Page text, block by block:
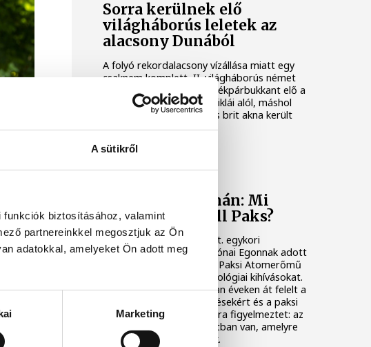
A sütikről
biztosításához, valamint
partnereinkkel megosztjuk az Ön
adatokkal, amelyeket Ön adott meg
Marketing
Sorra kerülnek elő
világháborús leletek az
alacsony Dunából
A folyó rekordalacsony vízállása miatt egy
csaknem komplett, II. világháborús német
DKW NZ 350-1 motorkerékpárbukkant elő a
Batthyány téri rakpart sziklái alól, máshol
pedig egy közel féltonnás brit akna került
elő.
Késéltánc a Dunán: Mi
történik, ha leáll Paks?
Mártha Imre, az MVM Zrt. egykori
vezérigazgatója ATV-n Rónai Egonnak adott
interjújában vázolta fel a Paksi Atomerőmű
előtt álló példátlan technológiai kihívásokat.
A szakember, aki korábban éveken át felelt a
hazai energetikai fejlesztésekért és a paksi
blokkok működéséért, arra figyelmeztet: az
erőmű olyan üzemállapotban van, amelyre
eredetileg nem tervezték.